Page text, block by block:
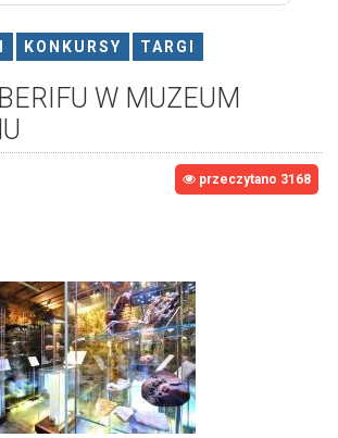
KONKURSY TARGI
W MUZEUM
przeczytano 3168